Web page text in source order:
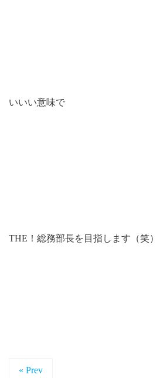
いいい意味で
THE！総務部長を目指します（笑）
« Prev